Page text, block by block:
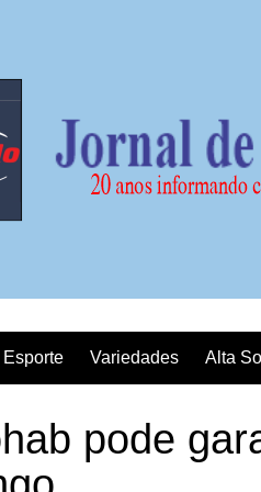
Esporte Variedades Alta
pode